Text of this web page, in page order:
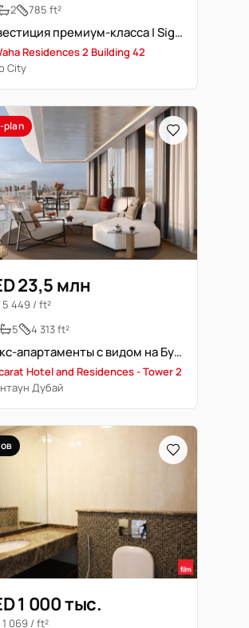
2 785 ft²
Инвестиция премиум-класса | Signature Residences у метро Экспо
Residences 2 Building 42
City
plan
23,5 млн
5 449 / ft²
5 4 313 ft²
Люкс-апартаменты с видом на Бурдж-Халифа
Hotel and Residences - Tower 2
Дубай
1 000 тыс.
1 069 / ft²